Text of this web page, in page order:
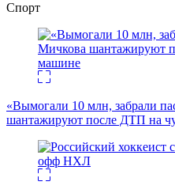
Спорт
«Вымогали 10 млн, забрали
шантажируют после ДТП на